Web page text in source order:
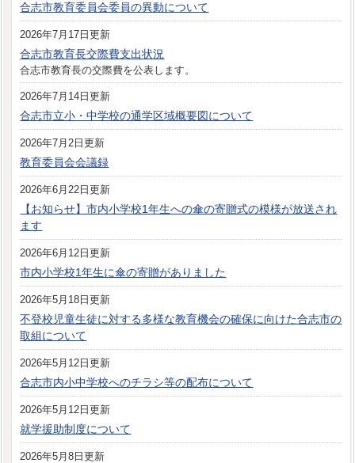
合志市教育委員会委員の異動について
2026年7月17日更新
合志市教育長交際費支出状況
合志市教育長の交際費を公表します。
2026年7月14日更新
合志市立小・中学校の通学区域概要図について
2026年7月2日更新
教育委員会会議録
2026年6月22日更新
【お知らせ】市内小学校1年生への傘の寄贈式の模様が放送され
ます
2026年6月12日更新
市内小学校1年生に傘の寄贈がありました
2026年5月18日更新
不登校児童生徒に対する多様な教育機会の確保に向けた合志市の
取組について
2026年5月12日更新
合志市内小中学校へのチラシ等の配布について
2026年5月12日更新
就学援助制度について
2026年5月8日更新